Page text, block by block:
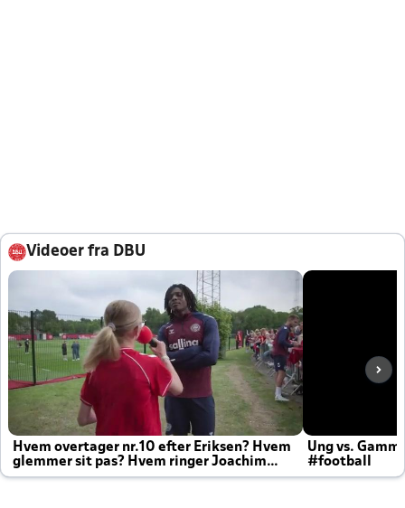
Videoer fra DBU
Hvem overtager nr.10 efter Eriksen? Hvem
glemmer sit pas? Hvem ringer Joachim
altid til efter kampe?
Ung vs.
#football